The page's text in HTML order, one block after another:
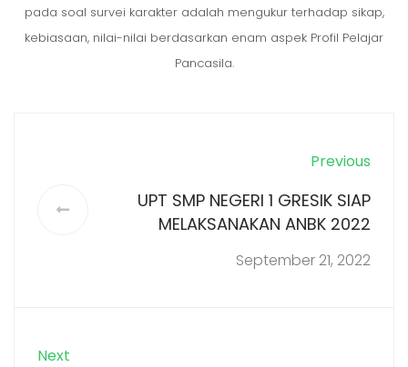
pada soal survei karakter adalah mengukur terhadap sikap,
kebiasaan, nilai-nilai berdasarkan enam aspek Profil Pelajar
Pancasila.
Previous
UPT SMP NEGERI 1 GRESIK SIAP
MELAKSANAKAN ANBK 2022
September 21, 2022
Next